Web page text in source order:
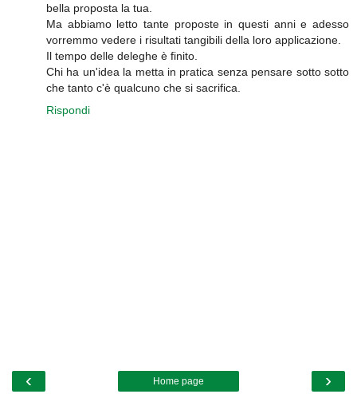
bella proposta la tua.
Ma abbiamo letto tante proposte in questi anni e adesso
vorremmo vedere i risultati tangibili della loro applicazione.
Il tempo delle deleghe è finito.
Chi ha un'idea la metta in pratica senza pensare sotto sotto
che tanto c'è qualcuno che si sacrifica.
Rispondi
‹ ›
Home page